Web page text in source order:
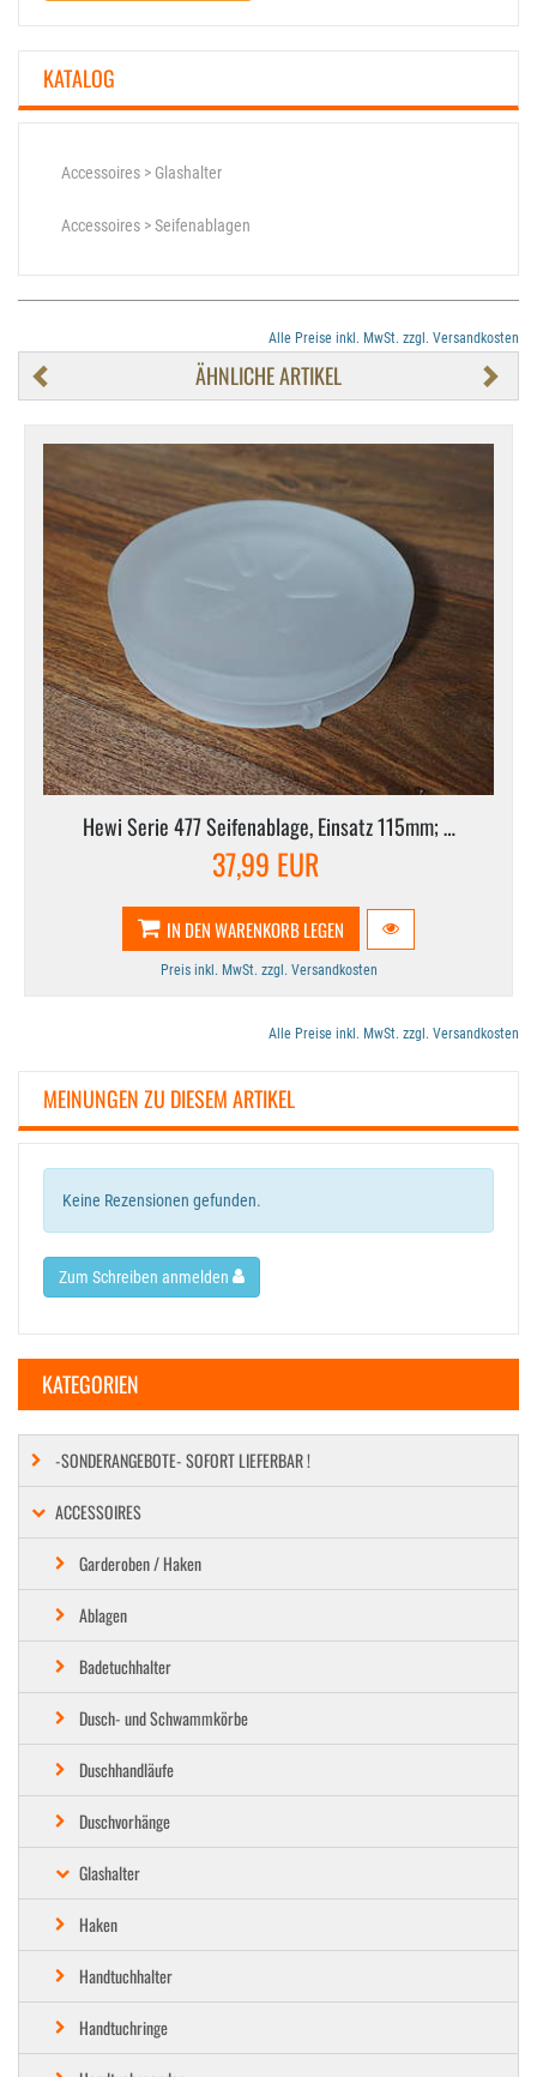
KATALOG
Accessoires > Glashalter
Accessoires > Seifenablagen
Alle Preise inkl. MwSt. zzgl. Versandkosten
ÄHNLICHE ARTIKEL
Hewi Serie 477 Seifenablage, Einsatz 115mm; …
37,99 EUR
IN DEN WARENKORB LEGEN
Preis inkl. MwSt. zzgl. Versandkosten
Alle Preise inkl. MwSt. zzgl. Versandkosten
MEINUNGEN ZU DIESEM ARTIKEL
Keine Rezensionen gefunden.
Zum Schreiben anmelden
KATEGORIEN
-SONDERANGEBOTE- SOFORT LIEFERBAR !
ACCESSOIRES
Garderoben / Haken
Ablagen
Badetuchhalter
Dusch- und Schwammkörbe
Duschhandläufe
Duschvorhänge
Glashalter
Haken
Handtuchhalter
Handtuchringe